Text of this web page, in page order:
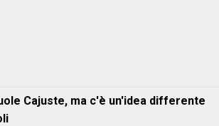
Cajuste, ma c'è un'idea differente